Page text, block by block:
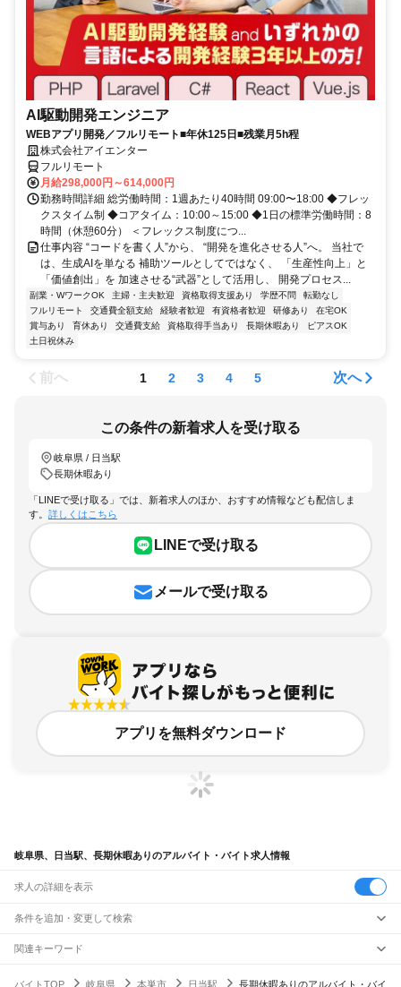
AI駆動開発エンジニア
WEBアプリ開発／フルリモート■年休125日■残業月5h程
株式会社アイエンター
フルリモート
月給298,000円～614,000円
勤務時間詳細 総労働時間：1週あたり40時間 09:00〜18:00 ◆フレッ
クスタイム制 ◆コアタイム：10:00～15:00 ◆1日の標準労働時間：8
時間（休憩60分） ＜フレックス制度につ...
仕事内容 “コードを書く人”から、 “開発を進化させる人”へ。 当社で
は、生成AIを単なる 補助ツールとしてではなく、 「生産性向上」と
「価値創出」を 加速させる“武器”として活用し、 開発プロセス...
副業・WワークOK 主婦・主夫歓迎 資格取得支援あり 学歴不問
転勤なし
フルリモート
交通費全額支給 経験者歓迎 有資格者歓迎 研修あり
在宅OK
賞与あり
育休あり 交通費支給 資格取得手当あり 長期休暇あり
ピアスOK
土日祝休み
前へ 1 2 3 4 5 次へ
この条件の新着求人を受け取る
岐阜県 / 日当駅
長期休暇あり
「LINEで受け取る」では、新着求人のほか、おすすめ情報なども配信しま
す。 詳しくはこちら
LINEで受け取る
メールで受け取る
アプリを無料ダウンロード
岐阜県、日当駅、長期休暇ありのアルバイト・バイト求人情報
求人の詳細を表示
条件を追加・変更して検索
市区町村を追加・変更
駅を追加・変更
関連キーワード
バイトTOP
岐阜県 本巣市 日当駅 長期休暇ありのアルバイト・バイ